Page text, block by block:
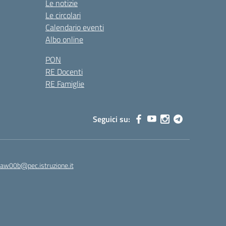
Le notizie
Le circolari
Calendario eventi
Albo online
PON
RE Docenti
RE Famiglie
Seguici su: